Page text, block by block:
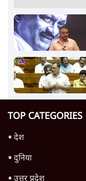
TOP CATEGORIES
देश
दुनिया